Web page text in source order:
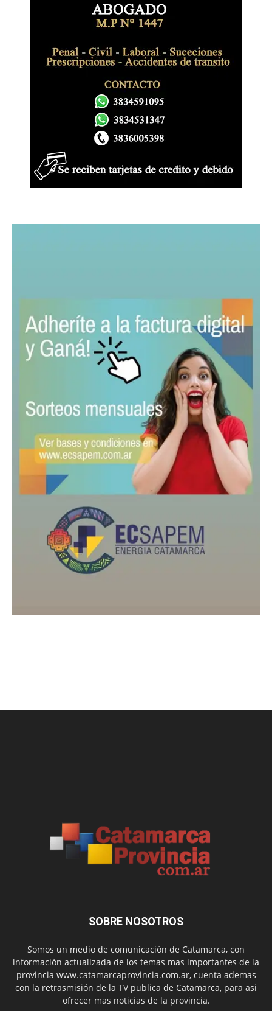
SOBRE NOSOTROS
Somos un medio de comunicación de Catamarca, con
información actualizada de los temas mas importantes de la
provincia www.catamarcaprovincia.com.ar, cuenta ademas
con la retrasmisión de la TV publica de Catamarca, para asi
ofrecer mas noticias de la provincia.